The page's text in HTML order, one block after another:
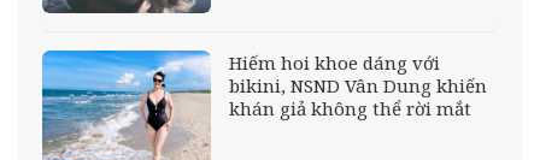
Hiếm hoi khoe dáng với
bikini, NSND Vân Dung khiến
khán giả không thể rời mắt